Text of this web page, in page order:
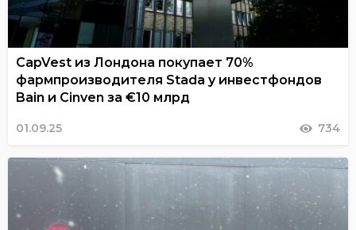
CapVest из Лондона покупает 70%
фармпроизводителя Stada у инвестфондов
Bain и Cinven за €10 млрд
01.09.25 734